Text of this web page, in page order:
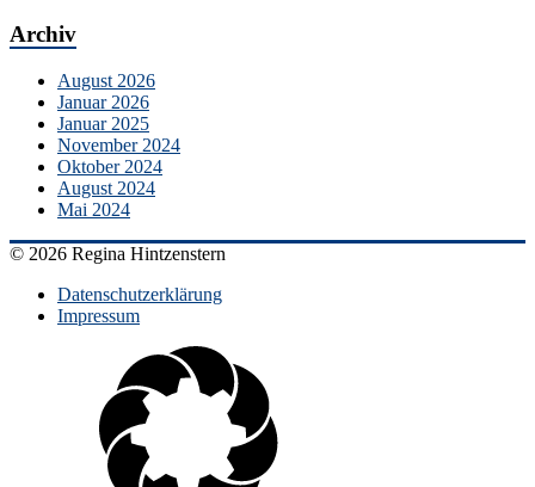
Archiv
August 2026
Januar 2026
Januar 2025
November 2024
Oktober 2024
August 2024
Mai 2024
© 2026 Regina Hintzenstern
Datenschutzerklärung
Impressum